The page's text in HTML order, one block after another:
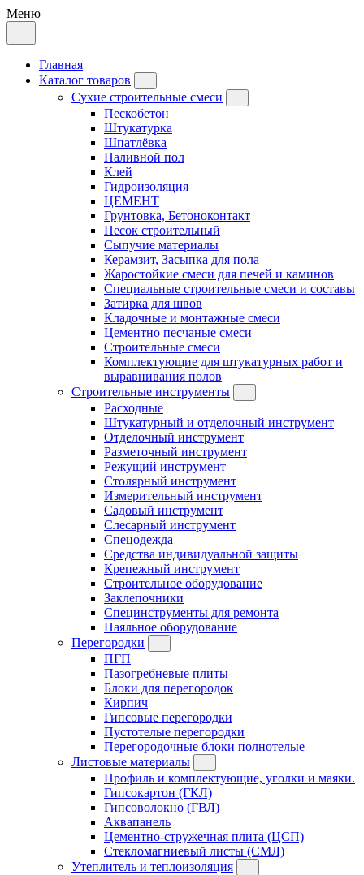
Меню
Главная
Каталог товаров
Сухие строительные смеси
Пескобетон
Штукатурка
Шпатлёвка
Наливной пол
Клей
Гидроизоляция
ЦЕМЕНТ
Грунтовка, Бетоноконтакт
Песок строительный
Сыпучие материалы
Керамзит, Засыпка для пола
Жаростойкие смеси для печей и каминов
Специальные строительные смеси и составы
Затирка для швов
Кладочные и монтажные смеси
Цементно песчаные смеси
Строительные смеси
Комплектующие для штукатурных работ и
выравнивания полов
Строительные инструменты
Расходные
Штукатурный и отделочный инструмент
Отделочный инструмент
Разметочный инструмент
Режущий инструмент
Столярный инструмент
Измерительный инструмент
Садовый инструмент
Слесарный инструмент
Спецодежда
Средства индивидуальной защиты
Крепежный инструмент
Строительное оборудование
Заклепочники
Специнструменты для ремонта
Паяльное оборудование
Перегородки
ПГП
Пазогребневые плиты
Блоки для перегородок
Кирпич
Гипсовые перегородки
Пустотелые перегородки
Перегородочные блоки полнотелые
Листовые материалы
Профиль и комплектующие, уголки и маяки.
Гипсокартон (ГКЛ)
Гипсоволокно (ГВЛ)
Аквапанель
Цементно-стружечная плита (ЦСП)
Стекломагниевый листы (СМЛ)
Утеплитель и теплоизоляция